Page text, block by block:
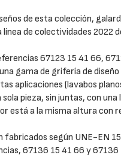
de esta colección,
de colectividades 2022
67123 15 41 66,
gama de grifería de
aplicaciones (lavabos
sola pieza, sin juntas, con
está a la misma altura con
fabricados según UNE-EN
67136 15 41 66 y